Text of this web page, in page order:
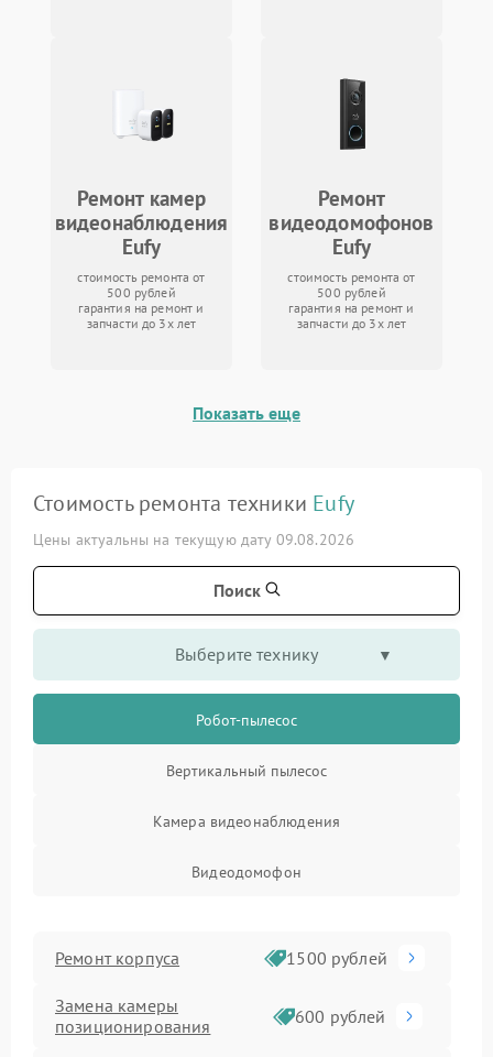
Ремонт камер
видеонаблюдения
Eufy
стоимость ремонта от
500 рублей
гарантия на ремонт и
запчасти до 3х лет
Ремонт
видеодомофонов
Eufy
стоимость ремонта от
500 рублей
гарантия на ремонт и
запчасти до 3х лет
Показать еще
Стоимость ремонта техники Eufy
Цены актуальны на текущую дату 09.08.2026
Поиск
Выберите технику
Робот-пылесос
Вертикальный пылесос
Камера видеонаблюдения
Видеодомофон
Ремонт корпуса 1500 рублей
Замена камеры
позиционирования
600 рублей